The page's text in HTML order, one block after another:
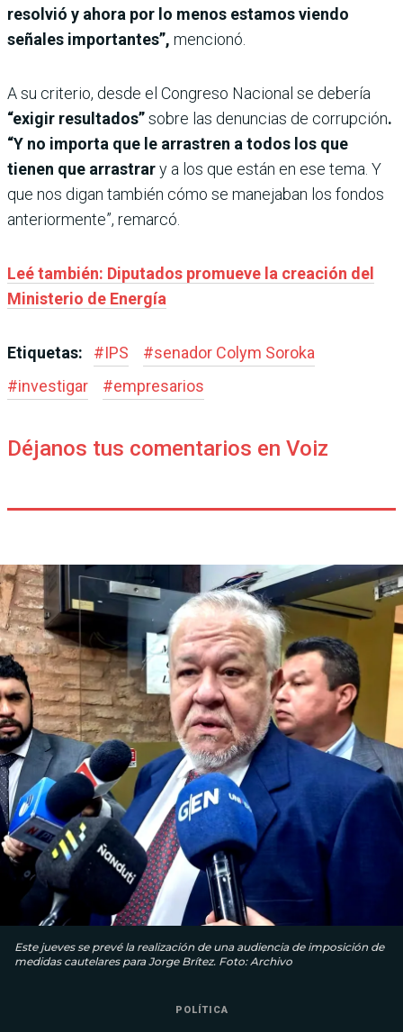
resolvió y ahora por lo menos estamos viendo
señales importantes”, mencionó.
A su criterio, desde el Congreso Nacional se debería
“exigir resultados”sobre las denuncias de corrupción.
“Y no importa que le arrastren a todos los que
tienen que arrastrary a los que están en ese tema. Y
que nos digan también cómo se manejaban los fondos
anteriormente”, remarcó.
Leé también: Diputados promueve la creación del
Ministerio de Energía
Etiquetas: #IPS #senador Colym Soroka
#investigar #empresarios
Déjanos tus comentarios en Voiz
Este jueves se prevé la realización de una audiencia de imposición de
medidas cautelares para Jorge Brítez. Foto: Archivo
POLÍTICA